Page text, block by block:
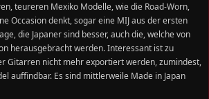
teureren Mexiko Modelle, wie die Road-Worn,
Occasion denkt, sogar eine MIJ aus der ersten
die Japaner sind besser, auch die, welche von
herausgebracht werden. Interessant ist zu
Gitarren nicht mehr exportiert werden, zumindest,
auffindbar. Es sind mittlerweile Made in Japan